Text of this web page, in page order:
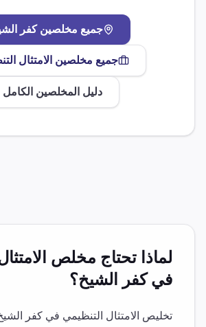
جميع مخلصينكفر
جميع مخلصين الامتثال
دليل المخلصين الكامل
لماذا تحتاج مخلص
فيكفر الشيخ؟
تخليص الامتثال التنظيمي في كفر